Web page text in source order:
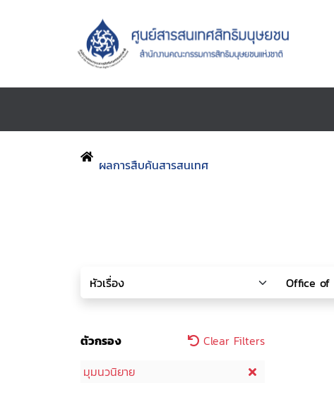
ผลการสืบค้นสารสนเทศ
ตัวกรอง
Clear Filters
มุมนวนิยาย